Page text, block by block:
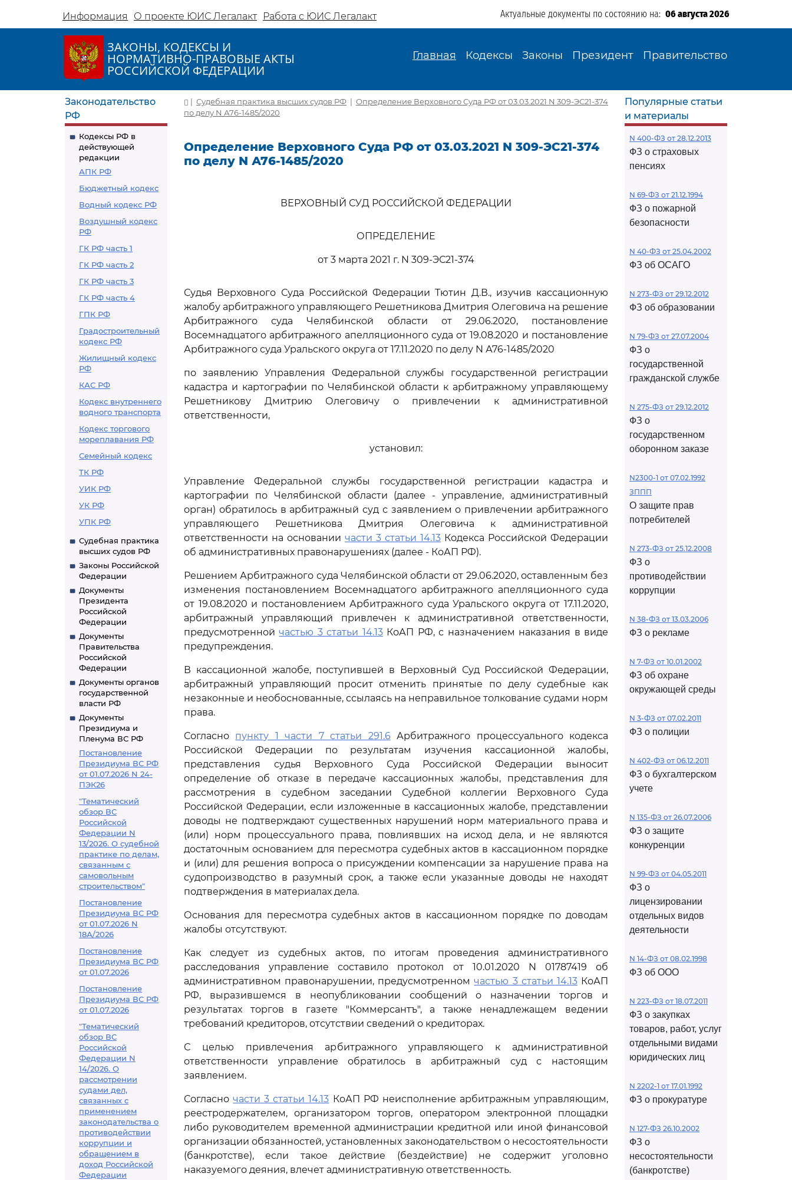
Информация О проекте ЮИС Легалакт Работа с ЮИС Легалакт Актуальные документы по состоянию на: 06 августа 2026
ЗАКОНЫ, КОДЕКСЫ И
НОРМАТИВНО-ПРАВОВЫЕ АКТЫ
РОССИЙСКОЙ ФЕДЕРАЦИИ
Главная Кодексы Законы Президент Правительство
Законодательство
РФ
Кодексы РФ в
действующей
редакции
АПК РФ
Бюджетный кодекс
Водный кодекс РФ
Воздушный кодекс
РФ
ГК РФ часть 1
ГК РФ часть 2
ГК РФ часть 3
ГК РФ часть 4
ГПК РФ
Градостроительный
кодекс РФ
Жилищный кодекс
РФ
КАС РФ
Кодекс внутреннего
водного транспорта
Кодекс торгового
мореплавания РФ
Семейный кодекс
ТК РФ
УИК РФ
УК РФ
УПК РФ
Судебная практика
высших судов РФ
Законы Российской
Федерации
Документы
Президента
Российской
Федерации
Документы
Правительства
Российской
Федерации
Документы органов
государственной
власти РФ
Документы
Президиума и
Пленума ВС РФ
Постановление
Президиума ВС РФ
от 01.07.2026 N 24-
ПЭК26
"Тематический
обзор ВС
Российской
Федерации N
13/2026. О судебной
практике по делам,
связанным с
самовольным
строительством"
Постановление
Президиума ВС РФ
от 01.07.2026 N
18А/2026
Постановление
Президиума ВС РФ
от 01.07.2026
Постановление
Президиума ВС РФ
от 01.07.2026
"Тематический
обзор ВС
Российской
Федерации N
14/2026. О
рассмотрении
судами дел,
связанных с
применением
законодательства о
противодействии
коррупции и
обращением в
доход Российской
Федерации
| Судебная практика высших судов РФ | Определение Верховного Суда РФ от 03.03.2021 N 309-ЭС21-374
по делу N А76-1485/2020
Определение Верховного Суда РФ от 03.03.2021 N 309-ЭС21-374
по делу N А76-1485/2020
ВЕРХОВНЫЙ СУД РОССИЙСКОЙ ФЕДЕРАЦИИ
ОПРЕДЕЛЕНИЕ
от 3 марта 2021 г. N 309-ЭС21-374
Судья Верховного Суда Российской Федерации Тютин Д.В., изучив кассационную
жалобу арбитражного управляющего Решетникова Дмитрия Олеговича на решение
Арбитражного суда Челябинской области от 29.06.2020, постановление
Восемнадцатого арбитражного апелляционного суда от 19.08.2020 и постановление
Арбитражного суда Уральского округа от 17.11.2020 по делу N А76-1485/2020
по заявлению Управления Федеральной службы государственной регистрации
кадастра и картографии по Челябинской области к арбитражному управляющему
Решетникову Дмитрию Олеговичу о привлечении к административной
ответственности,
установил:
Управление Федеральной службы государственной регистрации кадастра и
картографии по Челябинской области (далее - управление, административный
орган) обратилось в арбитражный суд с заявлением о привлечении арбитражного
управляющего Решетникова Дмитрия Олеговича к административной
ответственности на основании части 3 статьи 14.13 Кодекса Российской Федерации
об административных правонарушениях (далее - КоАП РФ).
Решением Арбитражного суда Челябинской области от 29.06.2020, оставленным без
изменения постановлением Восемнадцатого арбитражного апелляционного суда
от 19.08.2020 и постановлением Арбитражного суда Уральского округа от 17.11.2020,
арбитражный управляющий привлечен к административной ответственности,
предусмотреннойчастью 3 статьи 14.13КоАП РФ, с назначением наказания в виде
предупреждения.
В кассационной жалобе, поступившей в Верховный Суд Российской Федерации,
арбитражный управляющий просит отменить принятые по делу судебные как
незаконные и необоснованные, ссылаясь на неправильное толкование судами норм
права.
Согласно пункту 1 части 7 статьи 291.6Арбитражного процессуального кодекса
Российской Федерации по результатам изучения кассационной жалобы,
представления судья Верховного Суда Российской Федерации выносит
определение об отказе в передаче кассационных жалобы, представления для
рассмотрения в судебном заседании Судебной коллегии Верховного Суда
Российской Федерации, если изложенные в кассационных жалобе, представлении
доводы не подтверждают существенных нарушений норм материального права и
(или) норм процессуального права, повлиявших на исход дела, и не являются
достаточным основанием для пересмотра судебных актов в кассационном порядке
и (или) для решения вопроса о присуждении компенсации за нарушение права на
судопроизводство в разумный срок, а также если указанные доводы не находят
подтверждения в материалах дела.
Основания для пересмотра судебных актов в кассационном порядке по доводам
жалобы отсутствуют.
Как следует из судебных актов, по итогам проведения административного
расследования управление составило протокол от 10.01.2020 N 01787419 об
административном правонарушении, предусмотренномчастью 3 статьи 14.13КоАП
РФ, выразившемся в неопубликовании сообщений о назначении торгов и
результатах торгов в газете "Коммерсантъ", а также ненадлежащем ведении
требований кредиторов, отсутствии сведений о кредиторах.
С целью привлечения арбитражного управляющего к административной
ответственности управление обратилось в арбитражный суд с настоящим
заявлением.
Согласночасти 3 статьи 14.13 КоАП РФ неисполнение арбитражным управляющим,
реестродержателем, организатором торгов, оператором электронной площадки
либо руководителем временной администрации кредитной или иной финансовой
организации обязанностей, установленных законодательством о несостоятельности
(банкротстве), если такое действие (бездействие) не содержит уголовно
наказуемого деяния, влечет административную ответственность.
Популярные статьи
и материалы
N 400-ФЗ от 28.12.2013
ФЗ о страховых
пенсиях
N 69-ФЗ от 21.12.1994
ФЗ о пожарной
безопасности
N 40-ФЗ от 25.04.2002
ФЗ об ОСАГО
N 273-ФЗ от 29.12.2012
ФЗ об образовании
N 79-ФЗ от 27.07.2004
ФЗ о
государственной
гражданской службе
N 275-ФЗ от 29.12.2012
ФЗ о
государственном
оборонном заказе
N2300-1 от 07.02.1992
ЗППП
О защите прав
потребителей
N 273-ФЗ от 25.12.2008
ФЗ о
противодействии
коррупции
N 38-ФЗ от 13.03.2006
ФЗ о рекламе
N 7-ФЗ от 10.01.2002
ФЗ об охране
окружающей среды
N 3-ФЗ от 07.02.2011
ФЗ о полиции
N 402-ФЗ от 06.12.2011
ФЗ о бухгалтерском
учете
N 135-ФЗ от 26.07.2006
ФЗ о защите
конкуренции
N 99-ФЗ от 04.05.2011
ФЗ о
лицензировании
отдельных видов
деятельности
N 14-ФЗ от 08.02.1998
ФЗ об ООО
N 223-ФЗ от 18.07.2011
ФЗ о закупках
товаров, работ, услуг
отдельными видами
юридических лиц
N 2202-1 от 17.01.1992
ФЗ о прокуратуре
N 127-ФЗ 26.10.2002
ФЗ о
несостоятельности
(банкротстве)